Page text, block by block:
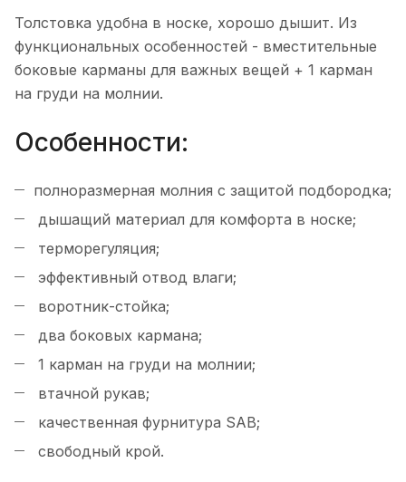
Толстовка удобна в носке, хорошо дышит. Из
функциональных особенностей - вместительные
боковые карманы для важных вещей + 1 карман
на груди на молнии.
Особенности:
полноразмерная молния с защитой подбородка;
дышащий материал для комфорта в носке;
терморегуляция;
эффективный отвод влаги;
воротник-стойка;
два боковых кармана;
1 карман на груди на молнии;
втачной рукав;
качественная фурнитура SAB;
свободный крой.